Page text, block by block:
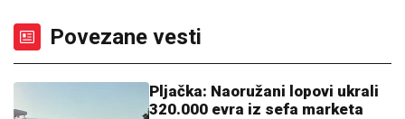
Povezane vesti
Pljačka: Naoružani lopovi ukrali
320.000 evra iz sefa marketa